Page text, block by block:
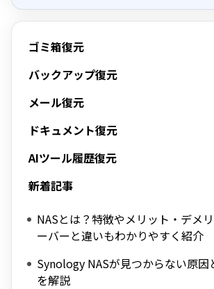
ゴミ箱復元
バックアップ復元
メール復元
ドキュメント復元
AIツール履歴復元
新着記事
NASとは？特徴やメリット・デメ
ーバーと違いもわかりやすく紹介
Synology NASが見つからない原因
を解説